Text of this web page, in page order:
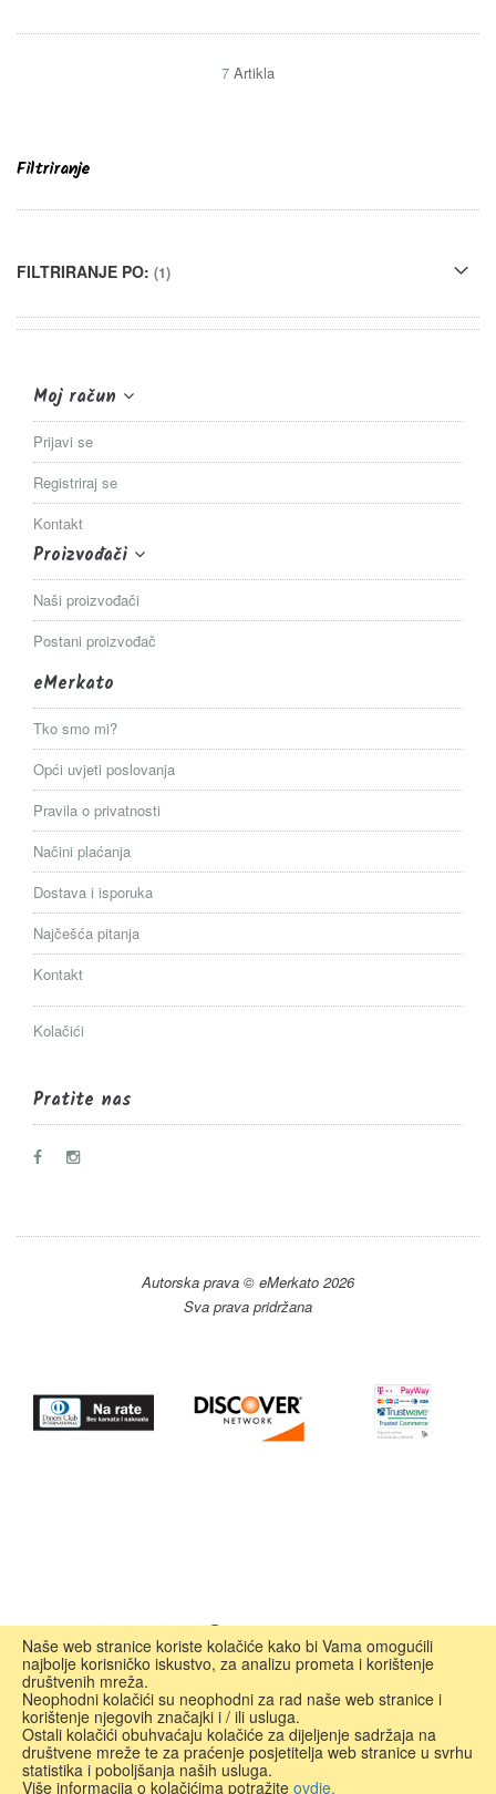
Naše web stranice koriste kolačiće kako bi Vama omogućili
najbolje korisničko iskustvo, za analizu prometa i korištenje
društvenih mreža.
Neophodni kolačići su neophodni za rad naše web stranice i
korištenje njegovih značajki i / ili usluga.
Ostali kolačići obuhvaćaju kolačiće za dijeljenje sadržaja na
društvene mreže te za praćenje posjetitelja web stranice u svrhu
statistika i poboljšanja naših usluga.
Više informacija o kolačićima potražite ovdje.
7 Artikla
Filtriranje
FILTRIRANJE PO:
Moj račun
Prijavi se
Registriraj se
Kontakt
Proizvođači
Naši proizvođači
Postani proizvođač
eMerkato
Tko smo mi?
Opći uvjeti poslovanja
Pravila o privatnosti
Načini plaćanja
Dostava i isporuka
Najčešća pitanja
Kontakt
Kolačići
Pratite nas
Autorska prava © eMerkato 2026
Sva prava pridržana